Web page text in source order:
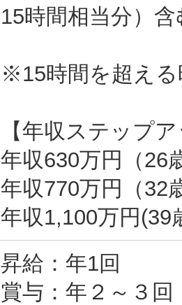
15時間相当分）含
※15時間を超える
【年収ステップ
年収630万円（
年収770万円（
年収1,100万円
昇給：年1回
賞与：年２～３